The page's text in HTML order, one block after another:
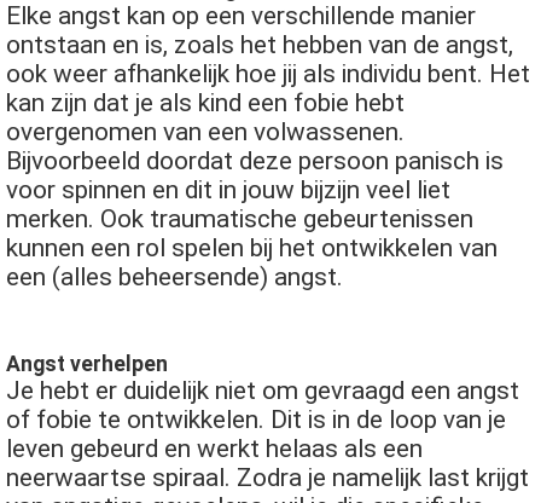
Elke angst kan op een verschillende manier
ontstaan en is, zoals het hebben van de angst,
ook weer afhankelijk hoe jij als individu bent. Het
kan zijn dat je als kind een fobie hebt
overgenomen van een volwassenen.
Bijvoorbeeld doordat deze persoon panisch is
voor spinnen en dit in jouw bijzijn veel liet
merken. Ook traumatische gebeurtenissen
kunnen een rol spelen bij het ontwikkelen van
een (alles beheersende) angst.
Angst verhelpen
Je hebt er duidelijk niet om gevraagd een angst
of fobie te ontwikkelen. Dit is in de loop van je
leven gebeurd en werkt helaas als een
neerwaartse spiraal. Zodra je namelijk last krijgt